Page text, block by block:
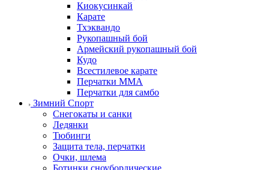
Киокусинкай
Карате
Тхэквандо
Рукопашный бой
Армейский рукопашный бой
Кудо
Всестилевое карате
Перчатки MMA
Перчатки для самбо
Зимний Спорт
Снегокаты и санки
Ледянки
Тюбинги
Защита тела, перчатки
Очки, шлема
Ботинки сноубордические